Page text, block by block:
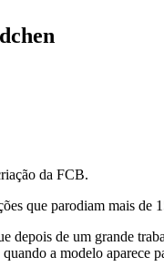
da FCB.
que parodiam mais
depois de um grande
a modelo